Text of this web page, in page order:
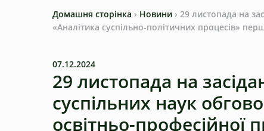
Домашня сторінка › Новини › 29 листопада на
«Аналітика суспільно-політичних процесів»
07.12.2024
29 листопада на
суспільних наук
освітньо-професійної